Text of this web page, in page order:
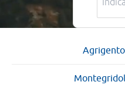
Agrigento